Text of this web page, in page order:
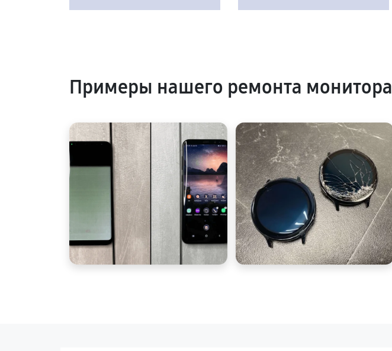
Примеры нашего ремонта монитора